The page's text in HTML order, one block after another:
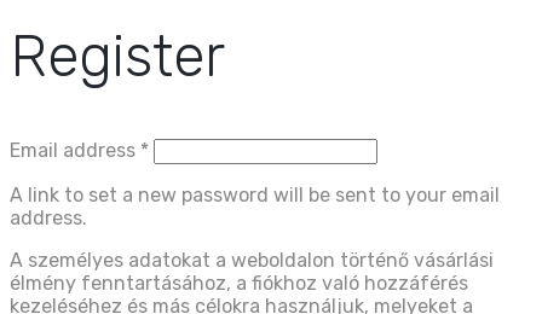
Register
Email address *
A link to set a new password will be sent to your email
address.
A személyes adatokat a weboldalon történő vásárlási
élmény fenntartásához, a fiókhoz való hozzáférés
kezeléséhez és más célokra használjuk, melyeket a